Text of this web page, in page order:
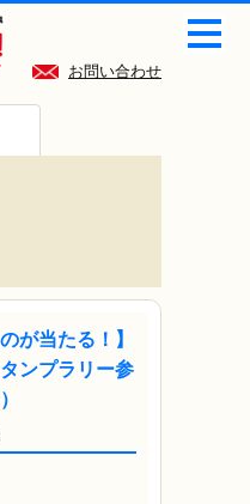
お問い合わせ
が当たる！】
ンプラリー参